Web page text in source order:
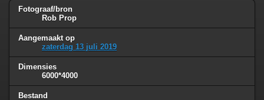
Fotograaf/bron
Rob Prop
Aangemaakt op
zaterdag 13 juli 2019
Dimensies
6000*4000
Bestand